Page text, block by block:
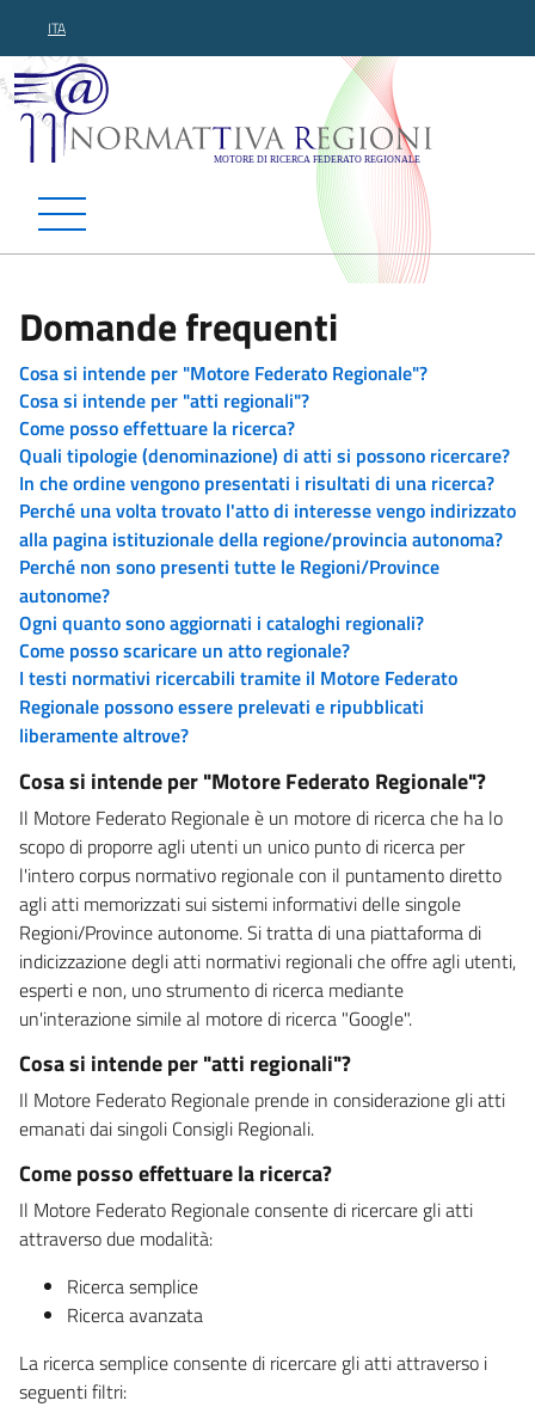
ITA
Normattiva Regioni -
Domande frequenti
Cosa si intende per "Motore Federato Regionale"?
Cosa si intende per "atti regionali"?
Come posso effettuare la ricerca?
Quali tipologie (denominazione) di atti si possono ricercare?
In che ordine vengono presentati i risultati di una ricerca?
Perché una volta trovato l'atto di interesse vengo indirizzato
alla pagina istituzionale della regione/provincia autonoma?
Perché non sono presenti tutte le Regioni/Province
autonome?
Ogni quanto sono aggiornati i cataloghi regionali?
Come posso scaricare un atto regionale?
I testi normativi ricercabili tramite il Motore Federato
Regionale possono essere prelevati e ripubblicati
liberamente altrove?
Cosa si intende per "Motore Federato Regionale"?
Il Motore Federato Regionale è un motore di ricerca che ha lo
scopo di proporre agli utenti un unico punto di ricerca per
l'intero corpus normativo regionale con il puntamento diretto
agli atti memorizzati sui sistemi informativi delle singole
Regioni/Province autonome. Si tratta di una piattaforma di
indicizzazione degli atti normativi regionali che offre agli utenti,
esperti e non, uno strumento di ricerca mediante
un'interazione simile al motore di ricerca "Google".
Cosa si intende per "atti regionali"?
Il Motore Federato Regionale prende in considerazione gli atti
emanati dai singoli Consigli Regionali.
Come posso effettuare la ricerca?
Il Motore Federato Regionale consente di ricercare gli atti
attraverso due modalità:
Ricerca semplice
Ricerca avanzata
La ricerca semplice consente di ricercare gli atti attraverso i
seguenti filtri: